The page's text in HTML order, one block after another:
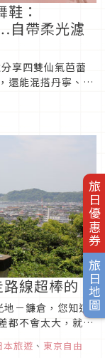
旅日優惠券
旅日地圖
：
帶柔光濾
享四雙仙氣芭蕾
還能混搭丹寧、寬
線超棒的
－鐮倉，您知道
都不會太大，就算
介紹小編推薦的
本旅遊 、 東京自由